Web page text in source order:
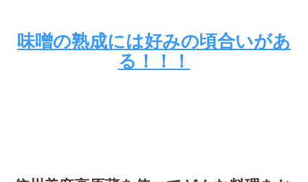
味噌の熟成には好みの頃合いがあ
る！！！